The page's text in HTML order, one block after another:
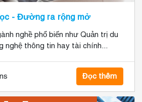
- Đường ra rộng mở
nghề phổ biến như Quản trị du
nghệ thông tin hay tài chính...
Đọc thêm